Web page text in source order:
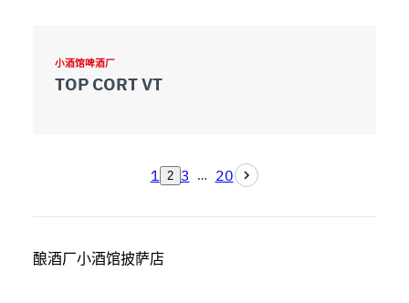
小酒馆啤酒厂
TOP CORT VT
1 2 3 … 20
酿酒厂小酒馆披萨店